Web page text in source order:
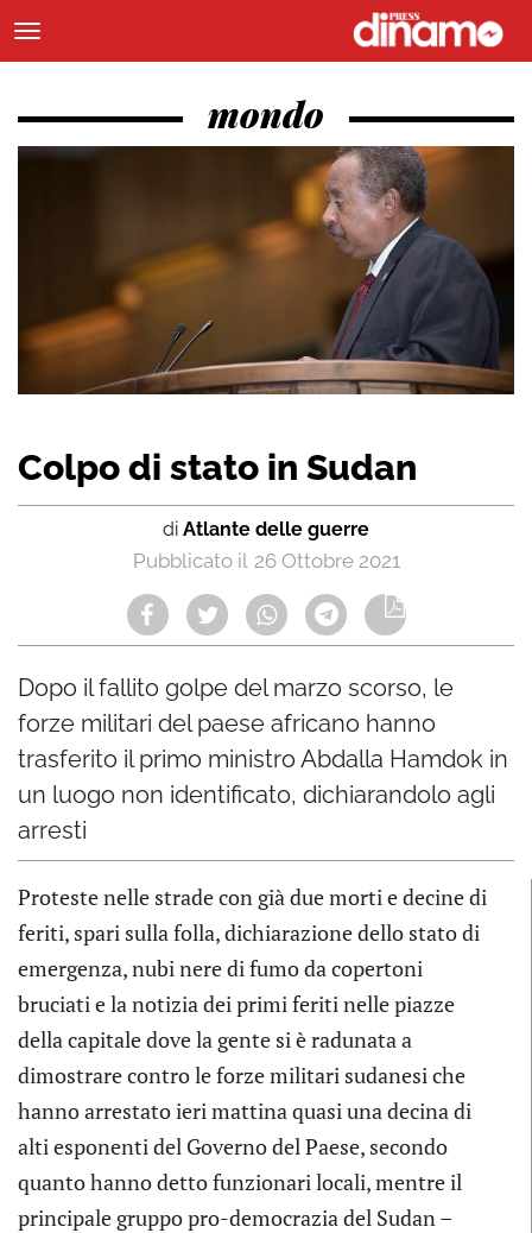
mondo
Colpo di stato in Sudan
di Atlante delle guerre
26 Ottobre 2021
Dopo il fallito golpe del marzo scorso, le
forze militari del paese africano hanno
trasferito il primo ministro Abdalla Hamdok in
un luogo non identificato, dichiarandolo agli
arresti
Proteste nelle strade con già due morti e decine di
feriti, spari sulla folla, dichiarazione dello stato di
emergenza, nubi nere di fumo da copertoni
bruciati e la notizia dei primi feriti nelle piazze
della capitale dove la gente si è radunata a
dimostrare contro le forze militari sudanesi che
hanno arrestato ieri mattina quasi una decina di
alti esponenti del Governo del Paese, secondo
quanto hanno detto funzionari locali, mentre il
principale gruppo pro-democrazia del Sudan –